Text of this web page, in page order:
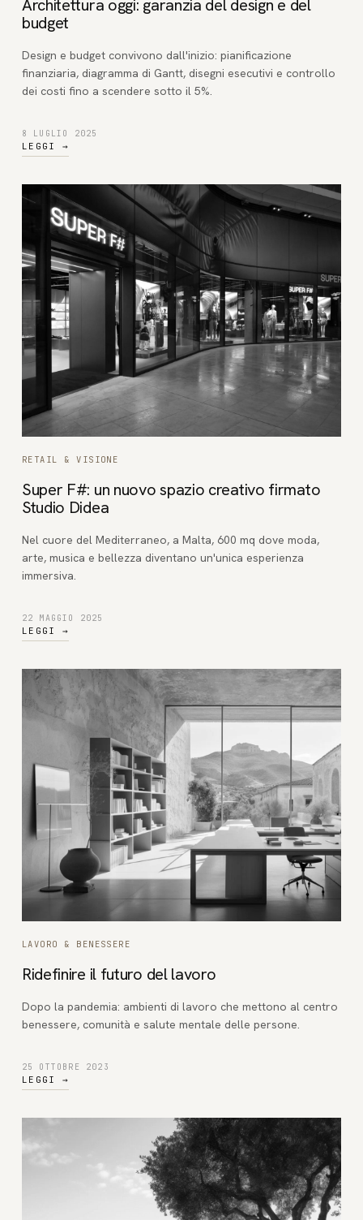
Architettura oggi: garanzia del design e del
budget
Design e budget convivono dall'inizio: pianificazione
finanziaria, diagramma di Gantt, disegni esecutivi e controllo
dei costi fino a scendere sotto il 5%.
8 LUGLIO 2025
LEGGI →
RETAIL & VISIONE
Super F#: un nuovo spazio creativo firmato
Studio Didea
Nel cuore del Mediterraneo, a Malta, 600 mq dove moda,
arte, musica e bellezza diventano un'unica esperienza
immersiva.
22 MAGGIO 2025
LEGGI →
LAVORO & BENESSERE
Ridefinire il futuro del lavoro
Dopo la pandemia: ambienti di lavoro che mettono al centro
benessere, comunità e salute mentale delle persone.
25 OTTOBRE 2023
LEGGI →